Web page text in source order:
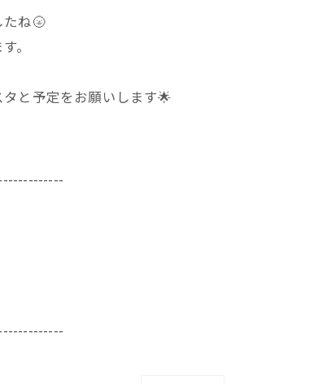
ね🌝
。
と予定をお願いします🌟